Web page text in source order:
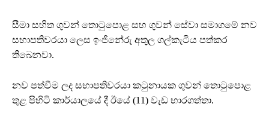
සීමා සහිත ගුවන් තොටුපොළ සහ ගුවන් සේවා සමාගමේ නව
සභාපතිවරයා ලෙස ඉංජිනේරු අතුල ගල්කැටිය පත්කර
තිබෙනවා.
නව පත්වීම ලද සභාපතිවරයා කටුනායක ගුවන් තොටුපොළ
තුළ පිහිටි කාර්යාලයේ දී ඊයේ (11) වැඩ භාරගත්තා.